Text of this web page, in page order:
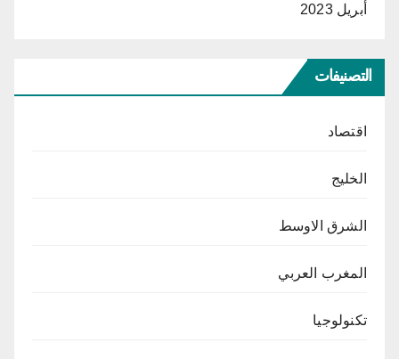
أبريل 2023
التصنيفات
اقتصاد
الخليج
الشرق الاوسط
المغرب العربي
تكنولوجيا